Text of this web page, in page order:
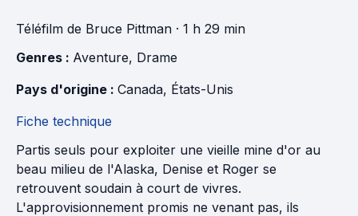
Téléfilm de Bruce Pittman · 1 h 29 min
Genres : Aventure, Drame
Pays d'origine : Canada, États-Unis
Fiche technique
Partis seuls pour exploiter une vieille mine d'or au
beau milieu de l'Alaska, Denise et Roger se
retrouvent soudain à court de vivres.
L'approvisionnement promis ne venant pas, ils